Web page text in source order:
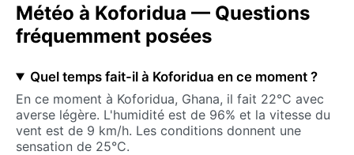
Météo à Koforidua — Questions
fréquemment posées
Quel temps fait-il à Koforidua en ce moment ?
En ce moment à Koforidua, Ghana, il fait 22°C avec
averse légère. L'humidité est de 96% et la vitesse du
vent est de 9 km/h. Les conditions donnent une
sensation de 25°C.